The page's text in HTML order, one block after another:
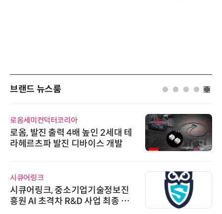
브랜드 뉴스룸
로옴세미컨덕터코리아
로옴, 발진 출력 4배 높인 2세대 테
라헤르츠파 발진 디바이스 개발
시큐어링크
시큐어링크, 중소기업기술정보진
흥원 AI 초격차 R&D 사업 최종 선